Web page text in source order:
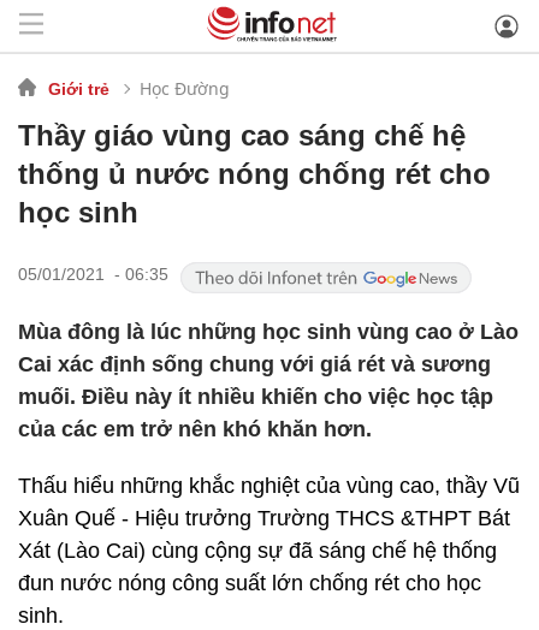
Giới trẻ Học Đường
Thầy giáo vùng cao sáng chế hệ
thống ủ nước nóng chống rét cho
học sinh
05/01/2021 - 06:35
Mùa đông là lúc những học sinh vùng cao ở Lào
Cai xác định sống chung với giá rét và sương
muối. Điều này ít nhiều khiến cho việc học tập
của các em trở nên khó khăn hơn.
Thấu hiểu những khắc nghiệt của vùng cao, thầy Vũ
Xuân Quế - Hiệu trưởng Trường THCS &THPT Bát
Xát (Lào Cai) cùng cộng sự đã sáng chế hệ thống
đun nước nóng công suất lớn chống rét cho học
sinh.